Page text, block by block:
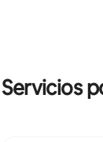
Servicios